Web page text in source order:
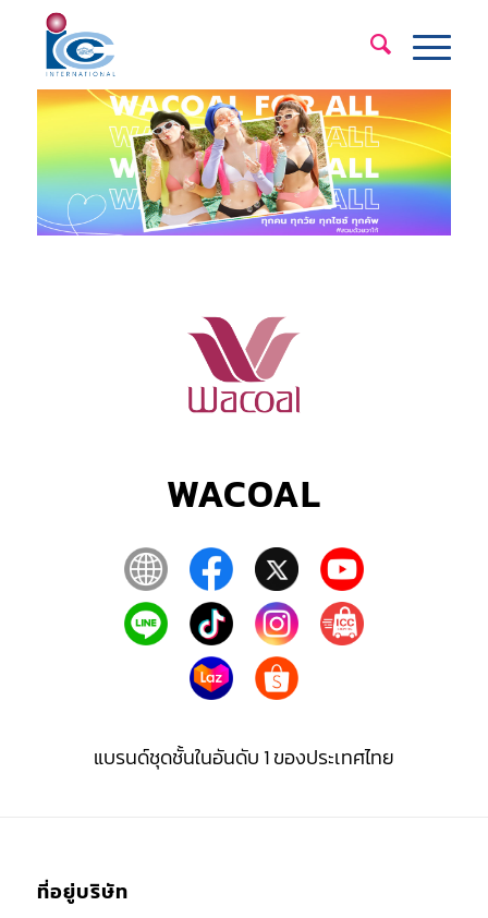
WACOAL
แบรนด์ชุดชั้นในอันดับ 1 ของประเทศไทย
ที่อยู่บริษัท